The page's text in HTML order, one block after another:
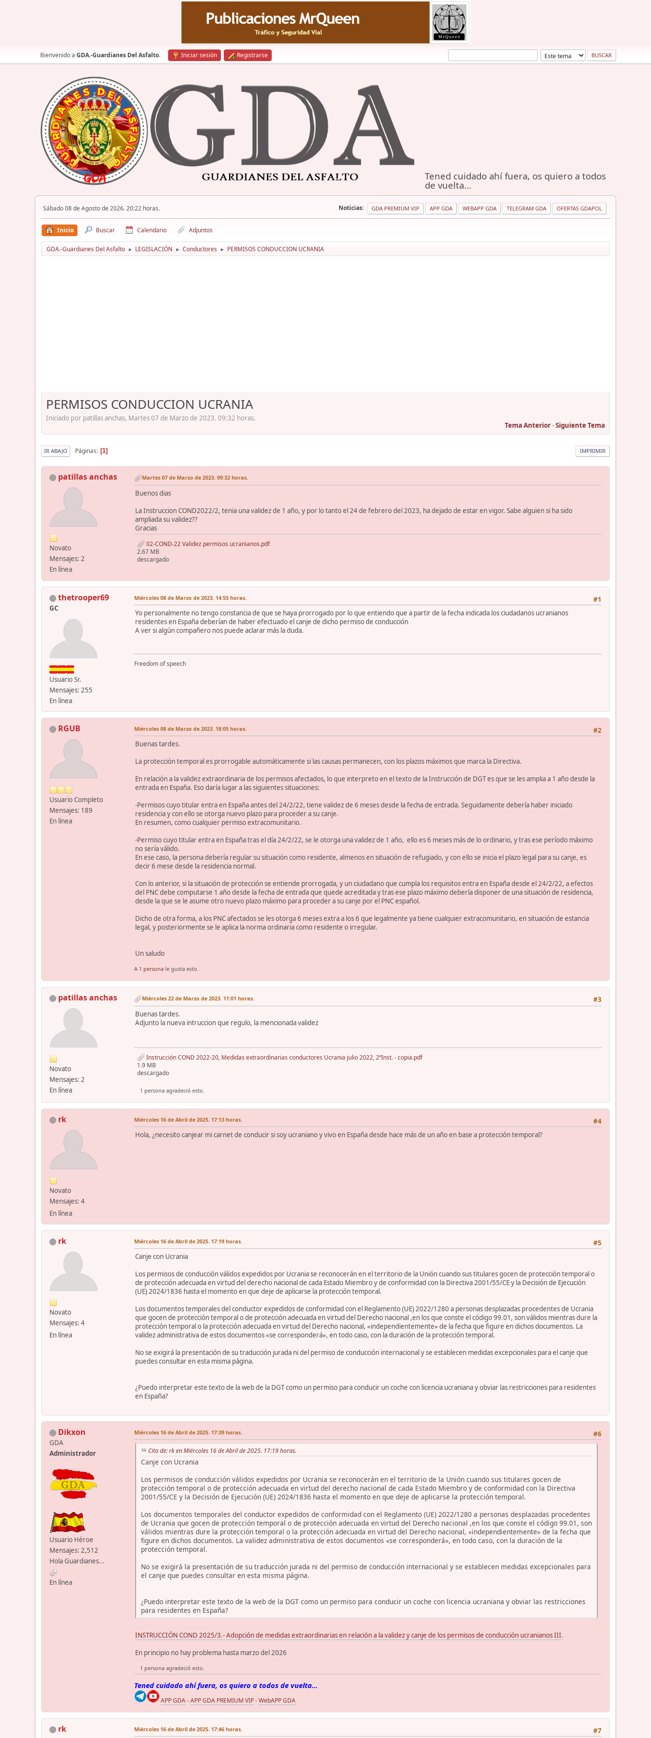
Bienvenido a GDA.-Guardianes Del Asfalto. Iniciar sesión Registrarse
Tened cuidado ahí fuera, os quiero a todos
de vuelta...
Sábado 08 de Agosto de 2026. 20:22 horas. Noticias: GDA PREMIUM VIP APP GDA WEBAPP GDA TELEGRAM GDA OFERTAS GDAPOL
Inicio Buscar Calendario Adjuntos
GDA.-Guardianes Del Asfalto ► LEGISLACIÓN ► Conductores ► PERMISOS CONDUCCION UCRANIA
PERMISOS CONDUCCION UCRANIA
Iniciado por patillas anchas, Martes 07 de Marzo de 2023. 09:32 horas.
Tema Anterior-Siguiente Tema
IMPRIMIR
IR ABAJO Páginas 1
patillas anchas
Novato
Mensajes: 2
En línea
Martes 07 de Marzo de 2023. 09:32 horas.
Buenos dias
La Instruccion COND2022/2, tenia una validez de 1 año, y por lo tanto el 24 de febrero del 2023, ha dejado de estar en vigor. Sabe alguien si ha sido
ampliada su validez??
Gracias
02-COND-22 Validez permisos ucranianos.pdf
2.67 MB
descargado
thetrooper69
GC
Usuario Sr.
Mensajes: 255
En línea
#1
Miércoles 08 de Marzo de 2023. 14:55 horas.
Yo personalmente no tengo constancia de que se haya prorrogado por lo que entiendo que a partir de la fecha indicada los ciudadanos ucranianos
residentes en España deberían de haber efectuado el canje de dicho permiso de conducción
A ver si algún compañero nos puede aclarar más la duda.
Freedom of speech
RGUB
Usuario Completo
Mensajes: 189
En línea
#2
Miércoles 08 de Marzo de 2023. 18:05 horas.
Buenas tardes.
La protección temporal es prorrogable automáticamente si las causas permanecen, con los plazos máximos que marca la Directiva.
En relación a la validez extraordinaria de los permisos afectados, lo que interpreto en el texto de la Instrucción de DGT es que se les amplia a 1 año desde la
entrada en España. Eso daría lugar a las siguientes situaciones:
-Permisos cuyo titular entra en España antes del 24/2/22, tiene validez de 6 meses desde la fecha de entrada. Seguidamente debería haber iniciado
residencia y con ello se otorga nuevo plazo para proceder a su canje.
En resumen, como cualquier permiso extracomunitario.
-Permiso cuyo titular entra en España tras el día 24/2/22, se le otorga una validez de 1 año, ello es 6 meses más de lo ordinario, y tras ese período máximo
no sería válido.
En ese caso, la persona debería regular su situación como residente, almenos en situación de refugiado, y con ello se inicia el plazo legal para su canje, es
decir 6 mese desde la residencia normal.
Con lo anterior, si la situación de protección se entiende prorrogada, y un ciudadano que cumpla los requisitos entra en España desde el 24/2/22, a efectos
del PNC debe computarse 1 año desde la fecha de entrada que quede acreditada y tras ese plazo máximo debería disponer de una situación de residencia,
desde la que se le asume otro nuevo plazo máximo para proceder a su canje por el PNC español.
Dicho de otra forma, a los PNC afectados se les otorga 6 meses extra a los 6 que legalmente ya tiene cualquier extracomunitario, en situación de estancia
legal, y posteriormente se le aplica la norma ordinaria como residente o irregular.
Un saludo
A 1 persona le gusta esto.
patillas anchas
Novato
Mensajes: 2
En línea
#3
Miércoles 22 de Marzo de 2023. 11:01 horas.
Buenas tardes.
Adjunto la nueva intruccion que regulo, la mencionada validez
Instrucción COND 2022-20, Medidas extraordinarias conductores Ucrania julio 2022, 2ªInst. - copia.pdf
1.9 MB
descargado
1 persona agradeció esto.
rk
Novato
Mensajes: 4
En línea
#4
Miércoles 16 de Abril de 2025. 17:13 horas.
Hola, ¿necesito canjear mi carnet de conducir si soy ucraniano y vivo en España desde hace más de un año en base a protección temporal?
rk
Novato
Mensajes: 4
En línea
#5
Miércoles 16 de Abril de 2025. 17:19 horas.
Canje con Ucrania
Los permisos de conducción válidos expedidos por Ucrania se reconocerán en el territorio de la Unión cuando sus titulares gocen de protección temporal o
de protección adecuada en virtud del derecho nacional de cada Estado Miembro y de conformidad con la Directiva 2001/55/CE y la Decisión de Ejecución
(UE) 2024/1836 hasta el momento en que deje de aplicarse la protección temporal.
Los documentos temporales del conductor expedidos de conformidad con el Reglamento (UE) 2022/1280 a personas desplazadas procedentes de Ucrania
que gocen de protección temporal o de protección adecuada en virtud del Derecho nacional ,en los que conste el código 99.01, son válidos mientras dure la
protección temporal o la protección adecuada en virtud del Derecho nacional, «independientemente» de la fecha que figure en dichos documentos. La
validez administrativa de estos documentos «se corresponderá», en todo caso, con la duración de la protección temporal.
No se exigirá la presentación de su traducción jurada ni del permiso de conducción internacional y se establecen medidas excepcionales para el canje que
puedes consultar en esta misma página.
¿Puedo interpretar este texto de la web de la DGT como un permiso para conducir un coche con licencia ucraniana y obviar las restricciones para residentes
en España?
Dikxon
GDA
Administrador
Usuario Héroe
Mensajes: 2,512
Hola Guardianes...
En línea
#6
Miércoles 16 de Abril de 2025. 17:39 horas.
Cita de: rk en Miércoles 16 de Abril de 2025. 17:19 horas.
Canje con Ucrania
Los permisos de conducción válidos expedidos por Ucrania se reconocerán en el territorio de la Unión cuando sus titulares gocen de
protección temporal o de protección adecuada en virtud del derecho nacional de cada Estado Miembro y de conformidad con la Directiva
2001/55/CE y la Decisión de Ejecución (UE) 2024/1836 hasta el momento en que deje de aplicarse la protección temporal.
Los documentos temporales del conductor expedidos de conformidad con el Reglamento (UE) 2022/1280 a personas desplazadas procedentes
de Ucrania que gocen de protección temporal o de protección adecuada en virtud del Derecho nacional ,en los que conste el código 99.01, son
válidos mientras dure la protección temporal o la protección adecuada en virtud del Derecho nacional, «independientemente» de la fecha que
figure en dichos documentos. La validez administrativa de estos documentos «se corresponderá», en todo caso, con la duración de la
protección temporal.
No se exigirá la presentación de su traducción jurada ni del permiso de conducción internacional y se establecen medidas excepcionales para
el canje que puedes consultar en esta misma página.
¿Puedo interpretar este texto de la web de la DGT como un permiso para conducir un coche con licencia ucraniana y obviar las restricciones
para residentes en España?
INSTRUCCIÓN COND 2025/3.- Adopción de medidas extraordinarias en relación a la validez y canje de los permisos de conducción ucranianos III.
En principio no hay problema hasta marzo del 2026
1 persona agradeció esto.
Tened cuidado ahí fuera, os quiero a todos de vuelta...
APP GDA-APP GDA PREMIUM VIP-WebAPP GDA
rk #7
Miércoles 16 de Abril de 2025. 17:46 horas.